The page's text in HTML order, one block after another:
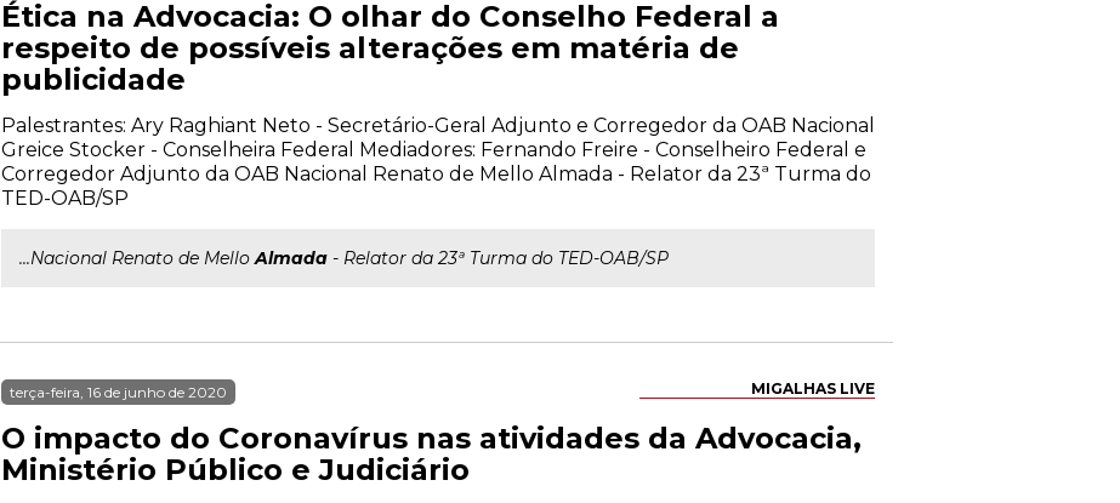
Ética na Advocacia: O olhar do Conselho Federal a
respeito de possíveis alterações em matéria de
publicidade
Palestrantes: Ary Raghiant Neto - Secretário-Geral Adjunto e Corregedor da OAB Nacional
Greice Stocker - Conselheira Federal Mediadores: Fernando Freire - Conselheiro Federal e
Corregedor Adjunto da OAB Nacional Renato de Mello Almada - Relator da 23ª Turma do
TED-OAB/SP
...Nacional Renato de MelloAlmada - Relator da 23ª Turma do TED-OAB/SP
MIGALHAS LIVE
terça-feira, 16 de junho de 2020
O impacto do Coronavírus nas atividades da Advocacia,
Ministério Público e Judiciário